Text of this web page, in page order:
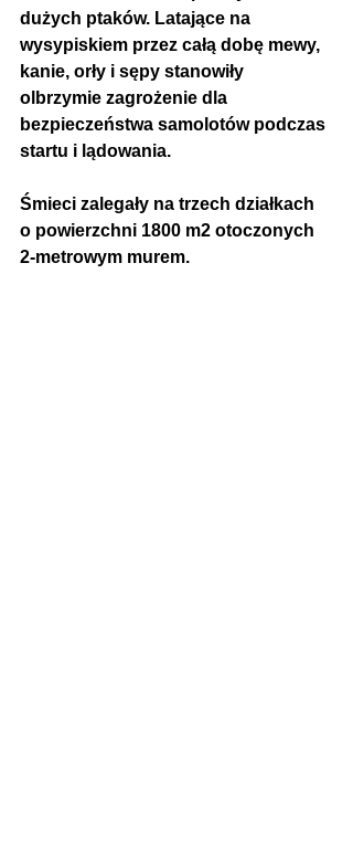
dużych ptaków. Latające na
wysypiskiem przez całą dobę mewy,
kanie, orły i sępy stanowiły
olbrzymie zagrożenie dla
bezpieczeństwa samolotów podczas
startu i lądowania.
Śmieci zalegały na trzech działkach
o powierzchni 1800 m2 otoczonych
2-metrowym murem.